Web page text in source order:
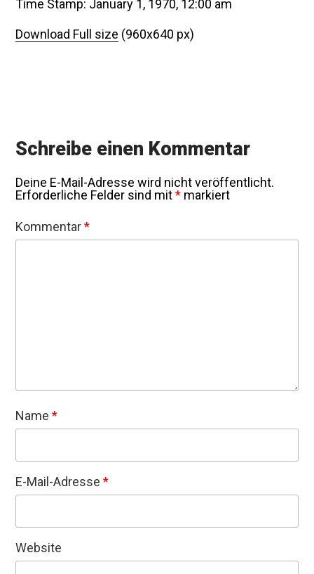
Time Stamp: January 1, 1970, 12:00 am
Download Full size (960x640 px)
Schreibe einen Kommentar
Deine E-Mail-Adresse wird nicht veröffentlicht.
Erforderliche Felder sind mit* markiert
Kommentar*
Name*
E-Mail-Adresse*
Website